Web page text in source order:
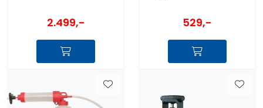
2.499,- 529,-